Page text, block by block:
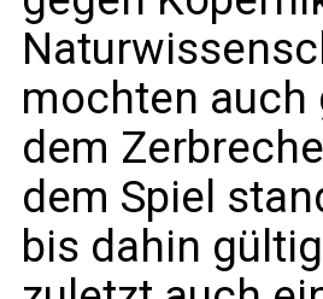
mochten auch
dem
dem Spiel
bis dahin